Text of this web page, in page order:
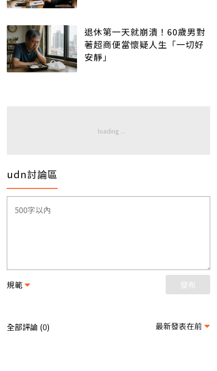
退休第一天就崩潰！60歲男對
著超商便當懷疑人生「一切好
安靜」
udn討論區
規範 發布
全部評論 (0) 最新發表在前